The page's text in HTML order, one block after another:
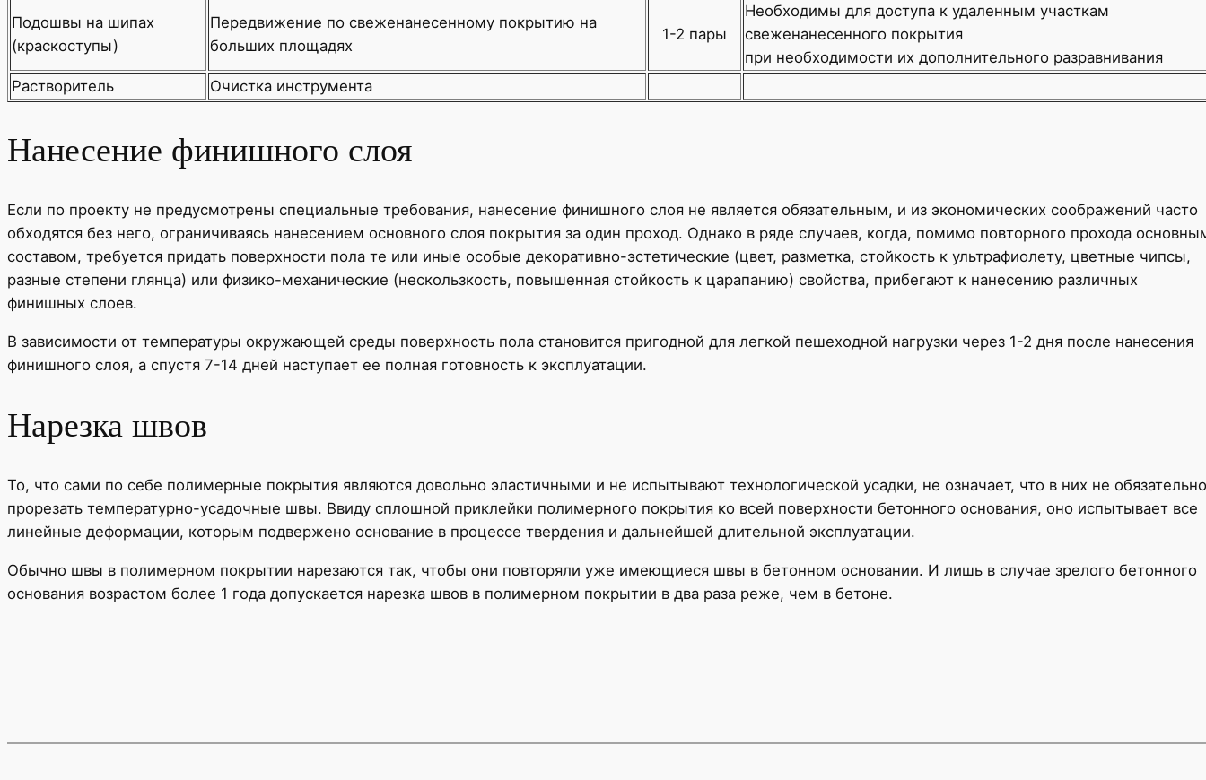
Подошвы на шипах
(краскоступы)
Передвижение по свеженанесенному покрытию на
больших площадях
1-2 пары
Необходимы для доступа к удаленным участкам
свеженанесенного покрытия
при необходимости их дополнительного разравнивания
Растворитель
Очистка инструмента
Нанесение финишного слоя
Если по проекту не предусмотрены специальные требования, нанесение финишного слоя не является обязательным, и из экономических соображений часто
обходятся без него, ограничиваясь нанесением основного слоя покрытия за один проход. Однако в ряде случаев, когда, помимо повторного прохода
составом, требуется придать поверхности пола те или иные особые декоративно-эстетические (цвет, разметка, стойкость к ультрафиолету, цветные чипсы,
разные степени глянца) или физико-механические (нескользкость, повышенная стойкость к царапанию) свойства, прибегают к нанесению различных
финишных слоев.
В зависимости от температуры окружающей среды поверхность пола становится пригодной для легкой пешеходной нагрузки через 1-2 дня после нанесения
финишного слоя, а спустя 7-14 дней наступает ее полная готовность к эксплуатации.
Нарезка швов
То, что сами по себе полимерные покрытия являются довольно эластичными и не испытывают технологической усадки, не означает, что в них не обязательно
прорезать температурно-усадочные швы. Ввиду сплошной приклейки полимерного покрытия ко всей поверхности бетонного основания, оно испытывает все
линейные деформации, которым подвержено основание в процессе твердения и дальнейшей длительной эксплуатации.
Обычно швы в полимерном покрытии нарезаются так, чтобы они повторяли уже имеющиеся швы в бетонном основании. И лишь в случае зрелого бетонного
основания возрастом более 1 года допускается нарезка швов в полимерном покрытии в два раза реже, чем в бетоне.